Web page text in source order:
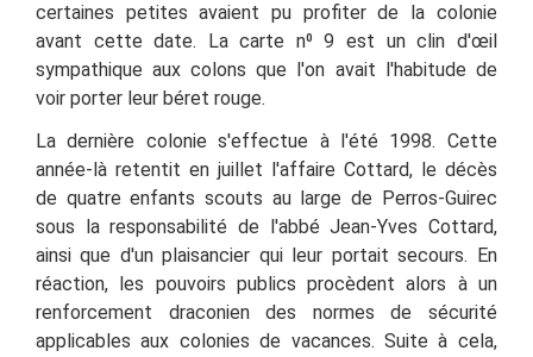
certaines petites avaient pu profiter de la colonie
avant cette date. La carte n⁰ 9 est un clin d'œil
sympathique aux colons que l'on avait l'habitude de
voir porter leur béret rouge.
La dernière colonie s'effectue à l'été 1998. Cette
année-là retentit en juillet l'affaire Cottard, le décès
de quatre enfants scouts au large de Perros-Guirec
sous la responsabilité de l'abbé Jean-Yves Cottard,
ainsi que d'un plaisancier qui leur portait secours. En
réaction, les pouvoirs publics procèdent alors à un
renforcement draconien des normes de sécurité
applicables aux colonies de vacances. Suite à cela,